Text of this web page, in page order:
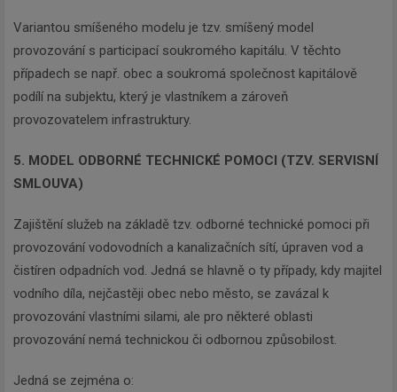
Variantou smíšeného modelu je tzv. smíšený model
provozování s participací soukromého kapitálu. V těchto
případech se např. obec a soukromá společnost kapitálově
podílí na subjektu, který je vlastníkem a zároveň
provozovatelem infrastruktury.
5. MODEL ODBORNÉ TECHNICKÉ POMOCI (TZV. SERVISNÍ
SMLOUVA)
Zajištění služeb na základě tzv. odborné technické pomoci při
provozování vodovodních a kanalizačních sítí, úpraven vod a
čistíren odpadních vod. Jedná se hlavně o ty případy, kdy majitel
vodního díla, nejčastěji obec nebo město, se zavázal k
provozování vlastními silami, ale pro některé oblasti
provozování nemá technickou či odbornou způsobilost.
Jedná se zejména o: